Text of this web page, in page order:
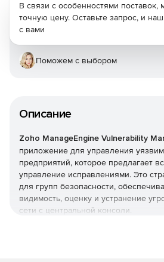
Описание
Zoho ManageEngine Vulnerability
приложение для управления
предприятий, которое предлагает
управление исправлениями. Это
для групп безопасности,
видимость, оценку и устранение
сети с центральной консоли.
В связи с особенностями поставок,
точную цену. Оставьте запрос, и
с вами
Поможем с выбором